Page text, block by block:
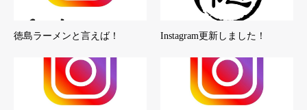
徳島ラーメンと言えば！ Instagram更新しました！